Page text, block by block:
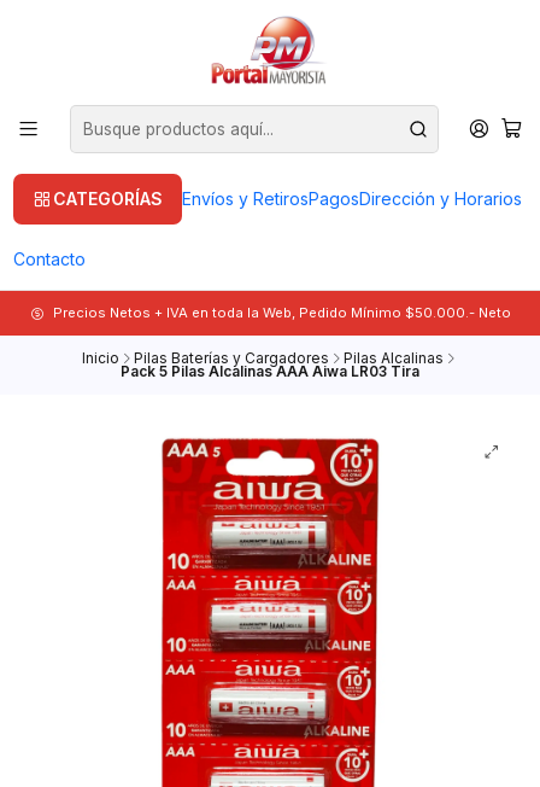
CATEGORÍAS Envíos y RetirosPagosDirección y Horarios
Contacto
Precios Netos + IVA en toda la Web, Pedido Mínimo $50.000.- Neto
Inicio Pilas Baterías y Cargadores Pilas Alcalinas
Pack 5 Pilas Alcalinas AAA Aiwa LR03 Tira